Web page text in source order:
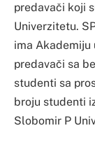
predavači koji
Univerzitetu.
ima Akademiju
predavači sa
studenti sa
broju studenti
Slobomir P